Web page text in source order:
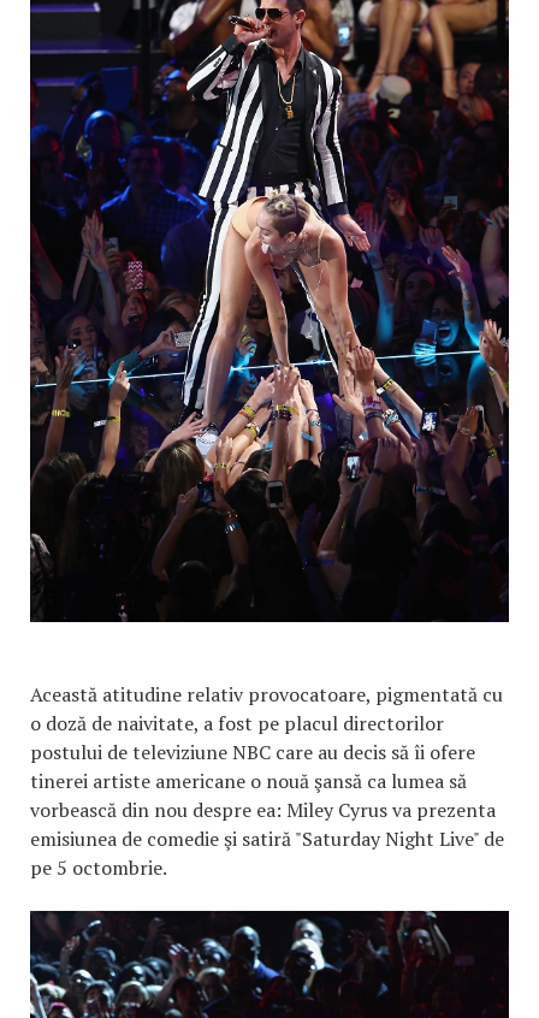
Această atitudine relativ provocatoare, pigmentată cu
o doză de naivitate, a fost pe placul directorilor
postului de televiziune NBC care au decis să îi ofere
tinerei artiste americane o nouă şansă ca lumea să
vorbească din nou despre ea: Miley Cyrus va prezenta
emisiunea de comedie şi satiră "Saturday Night Live" de
pe 5 octombrie.